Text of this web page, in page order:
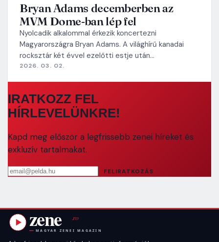
Bryan Adams decemberben az
MVM Dome-ban lép fel
Nyolcadik alkalommal érkezik koncertezni
Magyarországra Bryan Adams. A világhírű kanadai
rocksztár két évvel ezelőtti estje után…
2026. 03. 02.
IRATKOZZ FEL
HÍRLEVELÜNKRE!
Kapd meg először a legfrissebb zenei híreket és
exkluzív tartalmakat.
Email cím
FELIRATKOZÁS